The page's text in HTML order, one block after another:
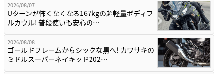
2026/08/07
Uターンが怖くなくなる167kgの超軽量ボディフ
ルカウル! 普段使いも安心の…
2026/08/08
ゴールドフレームからシックな黒へ! カワサキの
ミドルスーパーネイキッド202…